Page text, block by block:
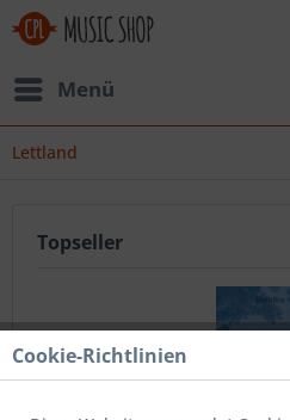
Menü
Lettland
Topseller
Cookie-Richtlinien